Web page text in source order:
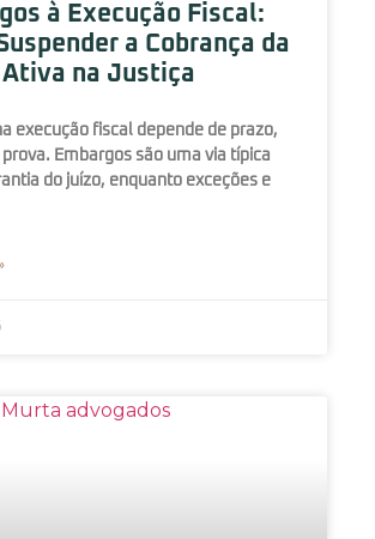
à Execução Fiscal:
a Cobrança da
Ativa na Justiça
execução fiscal depende de prazo,
Embargos são uma via típica
do juízo, enquanto exceções e